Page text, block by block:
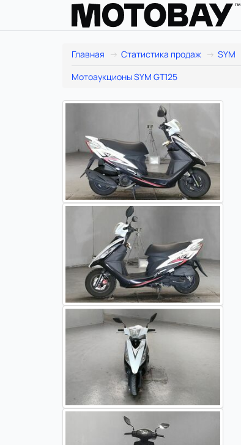
Главная Статистика продаж SYM
Мотоаукционы SYM GT125